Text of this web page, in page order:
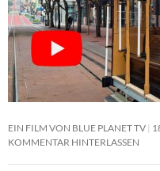
EIN FILM VON BLUE PLANET TV
KOMMENTAR HINTERLASSEN